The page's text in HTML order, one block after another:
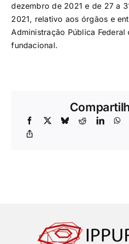
dezembro de 2021 e de 27 a
2021, relativo aos órgãos e
Administração Pública
fundacional.